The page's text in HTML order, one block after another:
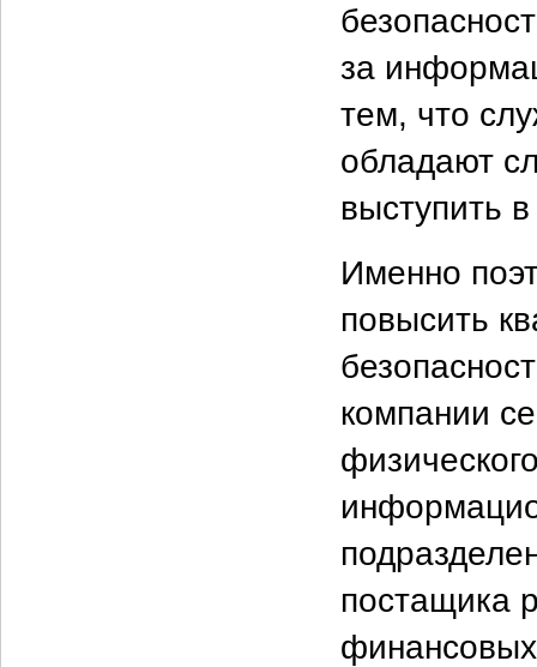
за
тем, что
обладают
выступить
Именно
повысить
компании
постащика